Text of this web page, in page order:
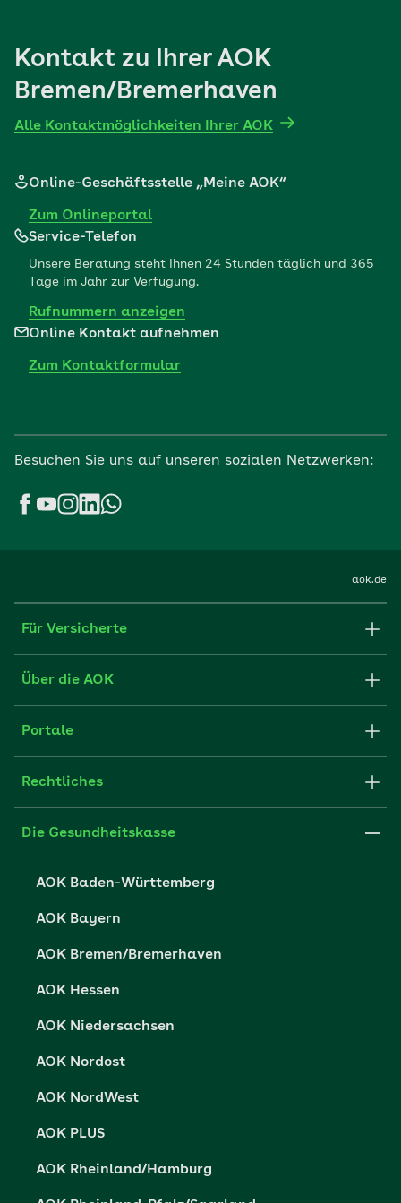
Kontakt zu Ihrer AOK
Bremen/Bremerhaven
Alle Kontaktmöglichkeiten Ihrer AOK
Online-Geschäftsstelle „Meine AOK“
Zum Onlineportal
Service-Telefon
Unsere Beratung steht Ihnen 24 Stunden täglich und 365
Tage im Jahr zur Verfügung.
Rufnummern anzeigen
Online Kontakt aufnehmen
Zum Kontaktformular
Besuchen Sie uns auf unseren sozialen Netzwerken:
aok.de
Für Versicherte
Formulare und Anträge
FAQ
Über die AOK
Struktur & Verwaltung
Partner der AOK
Portale
Fachportal für Arbeitgeber
Presse- und Politikportal
Vertriebspartner-Service
Rechtliches
Impressum
Die Gesundheitskasse
AOK Baden-Württemberg
AOK Bayern
AOK Bremen/Bremerhaven
AOK Hessen
AOK Niedersachsen
AOK Nordost
AOK NordWest
AOK PLUS
AOK Rheinland/Hamburg